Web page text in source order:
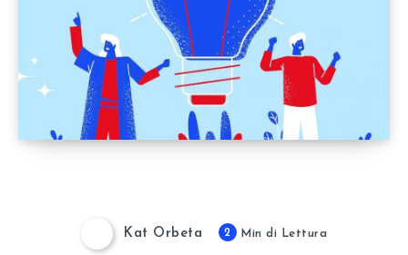
Kat Orbeta 2 Min di Lettura